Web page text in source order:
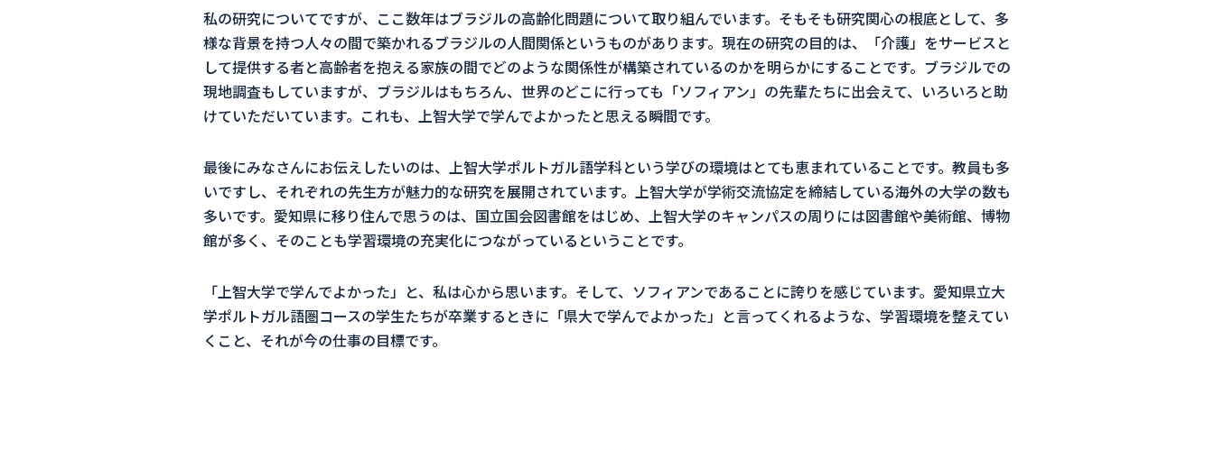
私の研究についてですが、ここ数年はブラジルの高齢化問題について取り組んでいます。そもそも研究関心の根底として、多
様な背景を持つ人々の間で築かれるブラジルの人間関係というものがあります。現在の研究の目的は、「介護」をサービスと
して提供する者と高齢者を抱える家族の間でどのような関係性が構築されているのかを明らかにすることです。ブラジルでの
現地調査もしていますが、ブラジルはもちろん、世界のどこに行っても「ソフィアン」の先輩たちに出会えて、いろいろと助
けていただいています。これも、上智大学で学んでよかったと思える瞬間です。
最後にみなさんにお伝えしたいのは、上智大学ポルトガル語学科という学びの環境はとても恵まれていることです。教員も多
いですし、それぞれの先生方が魅力的な研究を展開されています。上智大学が学術交流協定を締結している海外の大学の数も
多いです。愛知県に移り住んで思うのは、国立国会図書館をはじめ、上智大学のキャンパスの周りには図書館や美術館、博物
館が多く、そのことも学習環境の充実化につながっているということです。
「上智大学で学んでよかった」と、私は心から思います。そして、ソフィアンであることに誇りを感じています。愛知県立大
学ポルトガル語圏コースの学生たちが卒業するときに「県大で学んでよかった」と言ってくれるような、学習環境を整えてい
くこと、それが今の仕事の目標です。